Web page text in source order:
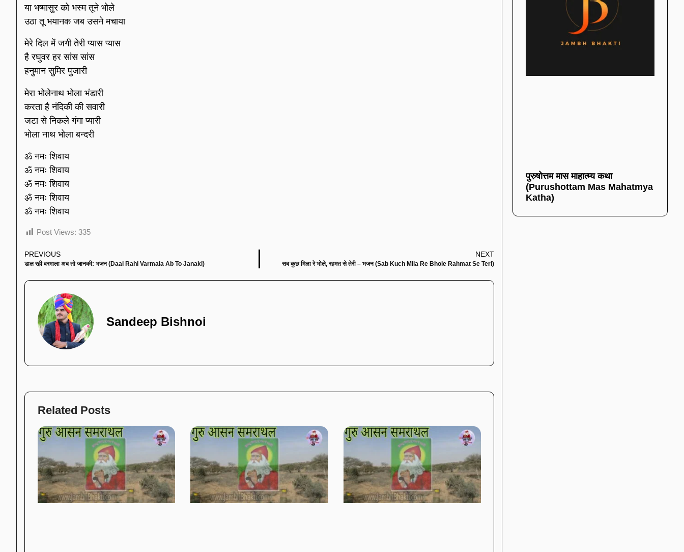
या भष्मासुर को भस्म तूने भोले
उठा तू भयानक जब उसने मचाया
मेरे दिल में जगी तेरी प्यास प्यास
है रघुवर हर सांस सांस
हनुमान सुमिर पुजारी
मेरा भोलेनाथ भोला भंडारी
करता है नंदिकी की सवारी
जटा से निकले गंगा प्यारी
भोला नाथ भोला बन्दरी
ॐ नमः शिवाय
ॐ नमः शिवाय
ॐ नमः शिवाय
ॐ नमः शिवाय
ॐ नमः शिवाय
Post Views: 335
PREVIOUS
डाल रही वरमाला अब तो जानकी: भजन (Daal Rahi Varmala Ab To Janaki)
NEXT
सब कुछ मिला रे भोले, रहमत से तेरी – भजन (Sab Kuch Mila Re Bhole Rahmat Se Teri)
Sandeep Bishnoi
Related Posts
पुरुषोत्तम मास माहात्म्य कथा
(Purushottam Mas Mahatmya
Katha)